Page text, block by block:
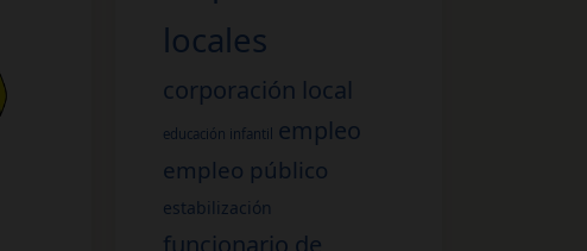
locales
corporación local
educación infantil empleo
empleo público
estabilización
funcionario de